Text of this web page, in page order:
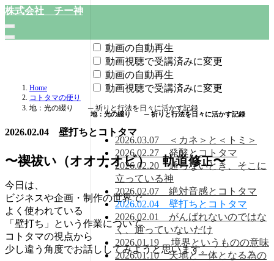
株式会社 チー神
動画の自動再生
動画視聴で受講済みに変更
動画の自動再生
動画視聴で受講済みに変更
地：光の綴り ─ 祈りと行法を日々に活かす記録
2026.03.07 ＜カネ＞と＜トミ＞
2026.02.27 発酵とコトタマ
2026.02.20 通らないとき、そこに
立っている神
2026.02.07 絶対音感とコトタマ
2026.02.04 壁打ちとコトタマ
2026.02.01 がんばれないのではな
く、通っていないだけ
2026.01.19 境界というものの意味
2026.01.10 天地と一体となる為の
Home
コトタマの便り
地：光の綴り ─ 祈りと行法を日々に活かす記録
2026.02.04 壁打ちとコトタマ
〜禊祓い（オオナオビ） 軌道修正〜
今日は、
ビジネスや企画・制作の世界で
よく使われている
「壁打ち」という作業について、
コトタマの視点から
少し違う角度でお話ししてみようと思います。